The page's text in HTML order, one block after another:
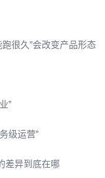
很久”会改变产品形态
”
级运营”
差异到底在哪